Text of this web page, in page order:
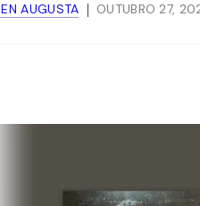
AUGUSTA OUTUBRO 27,